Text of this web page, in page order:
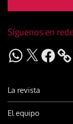
Síguenos en
WhatsApp
X Facebook
La revista
El equipo